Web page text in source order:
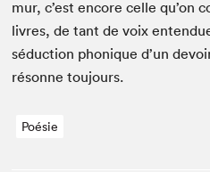
mur, c’est encore celle qu’on
livres, de tant de voix
séduc­tion phonique d’un
résonne toujours.
Poésie